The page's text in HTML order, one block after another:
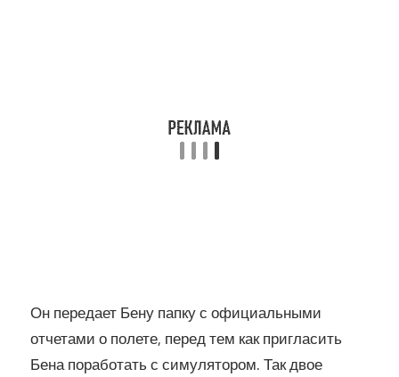
Он передает Бену папку с официальными
отчетами о полете, перед тем как пригласить
Бена поработать с симулятором. Так двое